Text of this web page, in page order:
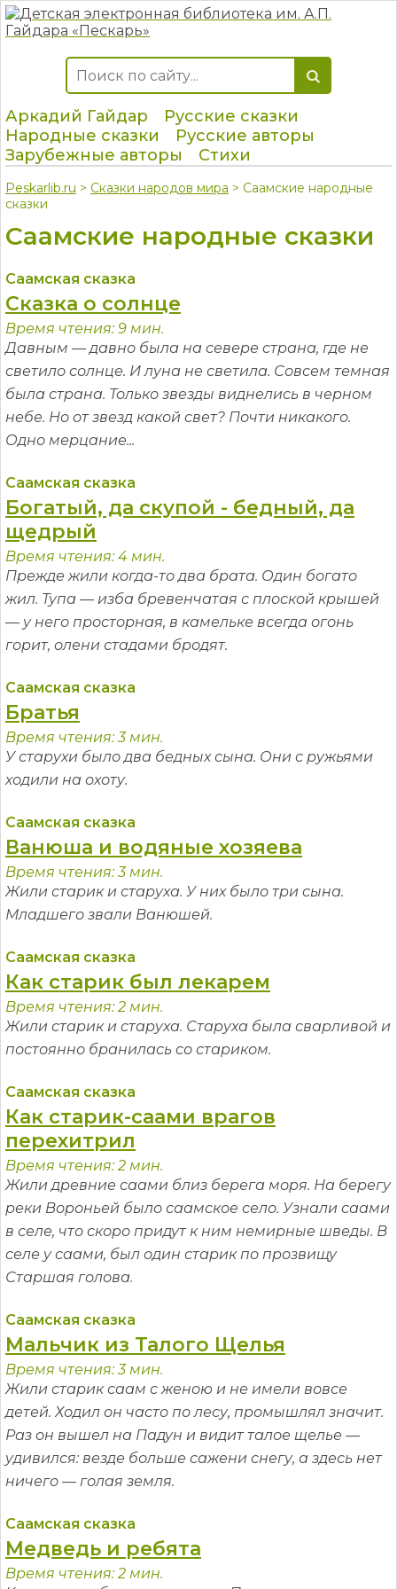
Аркадий Гайдар
Русские сказки
Народные сказки
Русские авторы
Зарубежные авторы
Стихи
Peskarlib.ru > Сказки народов мира > Саамские народные
сказки
Саамские народные сказки
Саамская сказка
Сказка о солнце
Время чтения: 9 мин.
Давным — давно была на севере страна, где не
светило солнце. И луна не светила. Совсем темная
была страна. Только звезды виднелись в черном
небе. Но от звезд какой свет? Почти никакого.
Одно мерцание...
Саамская сказка
Богатый, да скупой - бедный, да
щедрый
Время чтения: 4 мин.
Прежде жили когда-то два брата. Один богато
жил. Тупа — изба бревенчатая с плоской крышей
— у него просторная, в камельке всегда огонь
горит, олени стадами бродят.
Саамская сказка
Братья
Время чтения: 3 мин.
У старухи было два бедных сына. Они с ружьями
ходили на охоту.
Саамская сказка
Ванюша и водяные хозяева
Время чтения: 3 мин.
Жили старик и старуха. У них было три сына.
Младшего звали Ванюшей.
Саамская сказка
Как старик был лекарем
Время чтения: 2 мин.
Жили старик и старуха. Старуха была сварливой и
постоянно бранилась со стариком.
Саамская сказка
Как старик-саами врагов
перехитрил
Время чтения: 2 мин.
Жили древние саами близ берега моря. На берегу
реки Вороньей было саамское село. Узнали саами
в селе, что скоро придут к ним немирные шведы. В
селе у саами, был один старик по прозвищу
Старшая голова.
Саамская сказка
Мальчик из Талого Щелья
Время чтения: 3 мин.
Жили старик саам с женою и не имели вовсе
детей. Ходил он часто по лесу, промышлял значит.
Раз он вышел на Падун и видит талое щелье —
удивился: везде больше сажени снегу, а здесь нет
ничего — голая земля.
Саамская сказка
Медведь и ребята
Время чтения: 2 мин.